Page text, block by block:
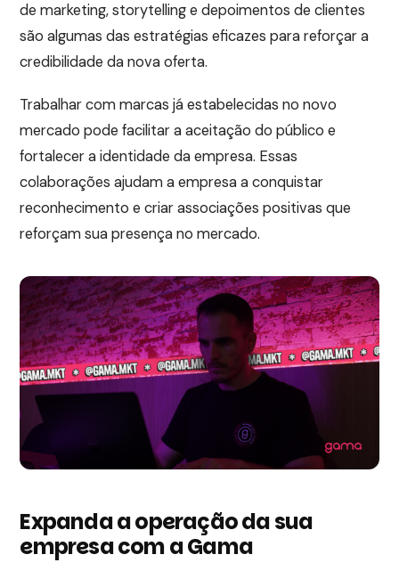
de marketing, storytelling e depoimentos de clientes
são algumas das estratégias eficazes para reforçar a
credibilidade da nova oferta.
Trabalhar com marcas já estabelecidas no novo
mercado pode facilitar a aceitação do público e
fortalecer a identidade da empresa. Essas
colaborações ajudam a empresa a conquistar
reconhecimento e criar associações positivas que
reforçam sua presença no mercado.
Expanda a operação da sua
empresa com a Gama